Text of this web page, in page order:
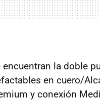
la doble
en cuero/
y conexión